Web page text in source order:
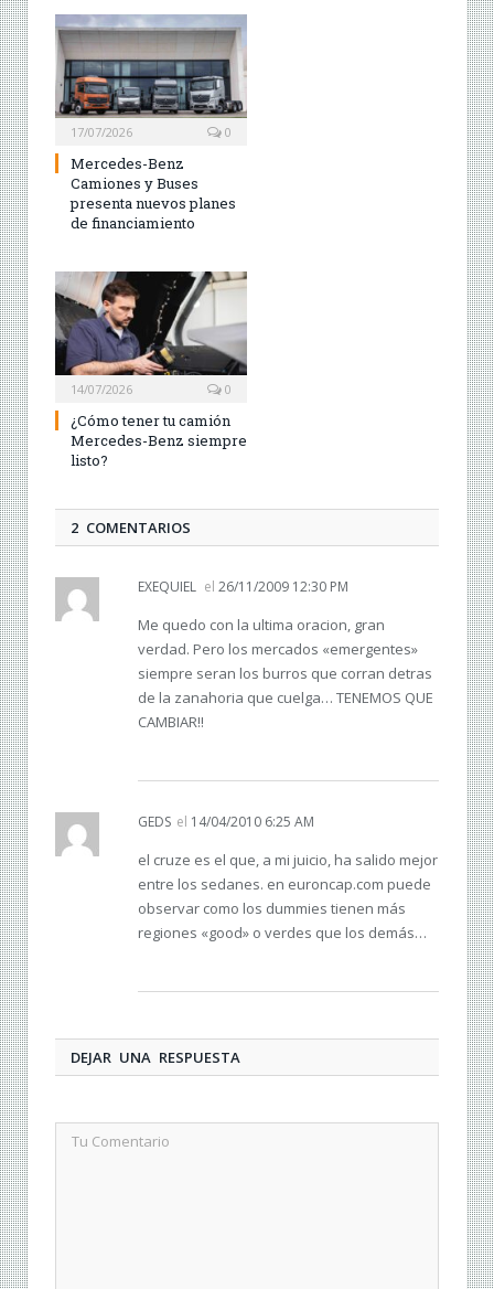
17/07/2026 0
Mercedes-Benz
Camiones y Buses
presenta nuevos planes
de financiamiento
14/07/2026 0
¿Cómo tener tu camión
Mercedes-Benz siempre
listo?
2 COMENTARIOS
EXEQUIEL el 26/11/2009 12:30 PM
Me quedo con la ultima oracion, gran
verdad. Pero los mercados «emergentes»
siempre seran los burros que corran detras
de la zanahoria que cuelga… TENEMOS QUE
CAMBIAR!!
GEDS el 14/04/2010 6:25 AM
el cruze es el que, a mi juicio, ha salido mejor
entre los sedanes. en euroncap.com puede
observar como los dummies tienen más
regiones «good» o verdes que los demás…
DEJAR UNA RESPUESTA